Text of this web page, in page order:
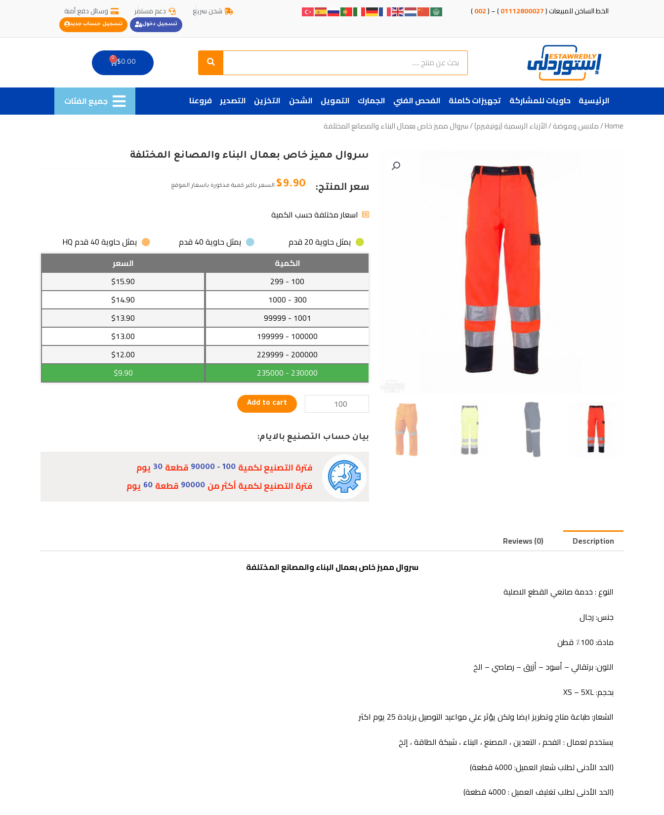
الخط الساخن للمبيعات (01112800027
) – (
002
) شحن سريع دعم مستمر وسائل دفع أمنة
تسجيل دخول تسجيل حساب جديد
Search
Search
$0.00
0
Cart
الرئيسية حاويات للمشاركة تجهيزات كاملة الفحص الفني الجمارك التمويل الشحن التخزين التصدير فروعنا جميع الفئات
Home
/ملابس وموضة/الأزياء الرسمية (يونيفيرم)/ سروال مميز خاص بعمال البناء والمصانع المختلفة
سروال مميز خاص بعمال البناء والمصانع المختلفة
سعر المنتج: $9.90 السعر باكبر كمية مذكورة باسعار الموقع
اسعار مختلفة حسب الكمية
يمثل حاوية 20 قدم
يمثل حاوية 40 قدم
يمثل حاوية 40 قدم HQ
الكمية
السعر
100
- 299
$15.90
300
- 1000
$14.90
1001
- 99999
$13.90
100000
- 199999
$13.00
200000
- 229999
$12.00
230000
- 235000
$9.90
سروال
مميز
بعمال
البناء
المختلفة
quantity
Add to cart
بيان حساب التصنيع بالايام:
فترة التصنيع لكمية 100 - 90000 قطعة 30 يوم
فترة التصنيع لكمية أكثر من 90000 قطعة 60 يوم
Description
Reviews (0)
سروال مميز خاص بعمال البناء والمصانع المختلفة
النوع : خدمة صانعي القطع الاصلية
جنس: رجال
مادة: 100٪ قطن
اللون: برتقالي – أسود – أزرق – رصاصي – الخ
بحجم: XS – 5XL
الشعار: طباعة متاح وتطريز ايضا ولكن يؤثر علي مواعيد التوصيل بزيادة 25 يوم اكثر
يستخدم لعمال : الفحم ، التعدين ، المصنع ، البناء ، شبكة الطاقة ، إلخ
(الحد الأدنى لطلب شعار العميل: 4000 قطعة)
(الحد الأدنى لطلب تغليف العميل : 4000 قطعة)